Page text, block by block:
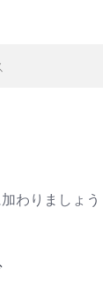
わりましょう